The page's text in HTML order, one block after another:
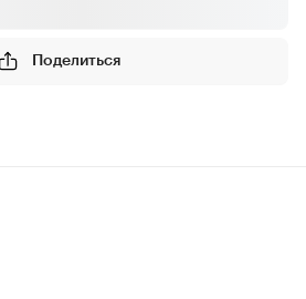
Поделиться